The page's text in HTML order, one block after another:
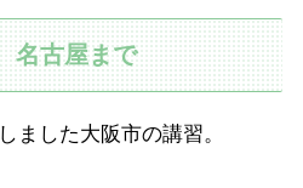
名古屋まで
ました大阪市の講習。